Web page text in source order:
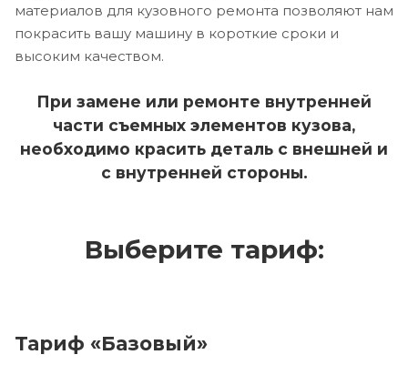
материалов для кузовного ремонта позволяют нам
покрасить вашу машину в короткие сроки и
высоким качеством.
При замене или ремонте внутренней
части съемных элементов кузова,
необходимо красить деталь с внешней и
с внутренней стороны.
Выберите тариф:
Тариф «Базовый»